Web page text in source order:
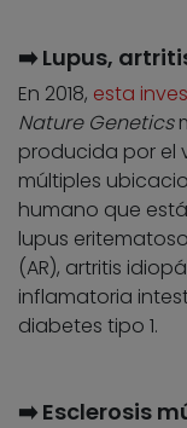
➡️ Lupus,
En 2018, esta
Nature Genetics
producida por el
múltiples
humano que
lupus
(AR), artritis
inflamatoria
diabetes tipo 1.
➡️ Esclerosis